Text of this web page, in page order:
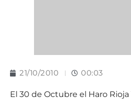
21/10/2010 00:03
El 30 de Octubre el Haro